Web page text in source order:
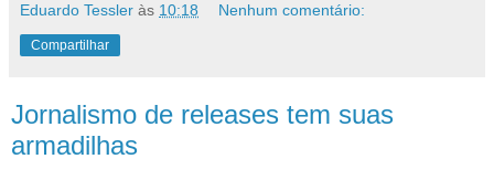
Eduardo Tessler às 10:18 Nenhum comentário:
Compartilhar
Jornalismo de releases tem suas
armadilhas